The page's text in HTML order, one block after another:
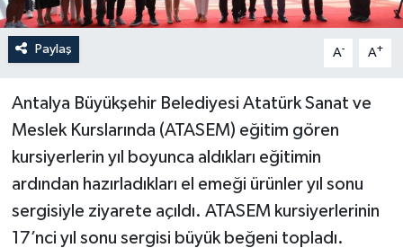
Paylaş A- A+
Antalya Büyükşehir Belediyesi Atatürk Sanat ve
Meslek Kurslarında (ATASEM) eğitim gören
kursiyerlerin yıl boyunca aldıkları eğitimin
ardından hazırladıkları el emeği ürünler yıl sonu
sergisiyle ziyarete açıldı. ATASEM kursiyerlerinin
17’nci yıl sonu sergisi büyük beğeni topladı.